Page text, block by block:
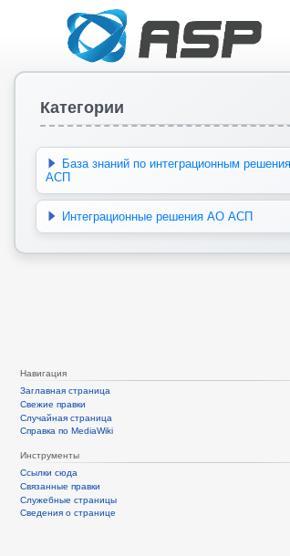
Категории
База знаний по интеграционным
АСП
Интеграционные решения АО АСП
Навигация
Заглавная страница
Свежие правки
Случайная страница
Справка по MediaWiki
Инструменты
Ссылки сюда
Связанные правки
Служебные страницы
Сведения о странице